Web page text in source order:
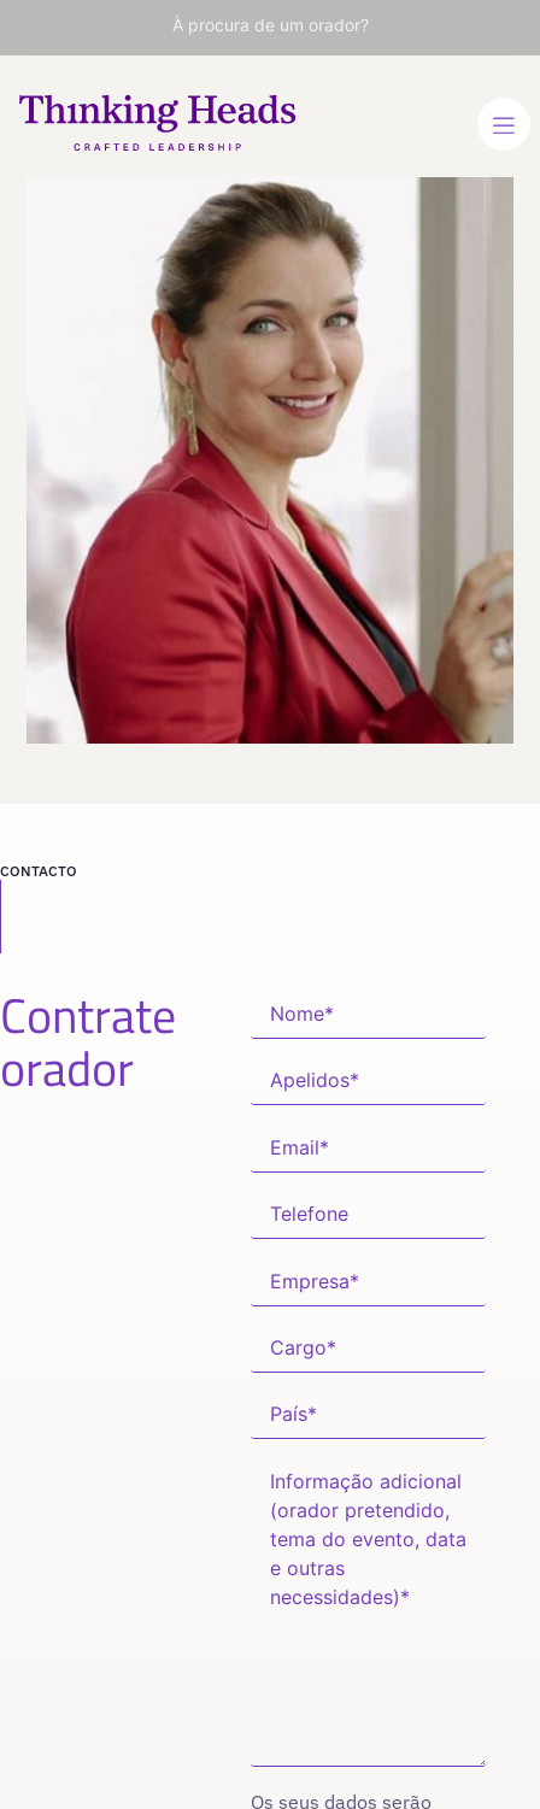
À procura de um orador?
Wendy
Wunder
Especialista em vendas,
experiência do cliente,
liderança e
desenvolvimento pessoal
ESPANHOL
VER PERFIL
Viaja
desde
CONTACTO
Contrate
orador
Os seus dados serão